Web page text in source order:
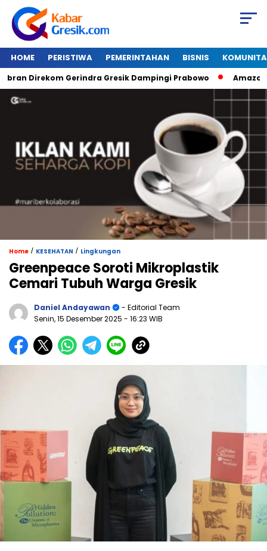
HOME PERISTIWA PEMERINTAHAN BISNIS
Direkom Gerindra Gresik Dampingi Prabowo Amazon
Home / KESEHATAN / Lingkungan
Greenpeace Soroti Mikroplastik
Cemari Tubuh Warga Gresik
Daniel Andayawan
- Editorial Team
Senin, 15 Desember 2025 - 16:23 WIB